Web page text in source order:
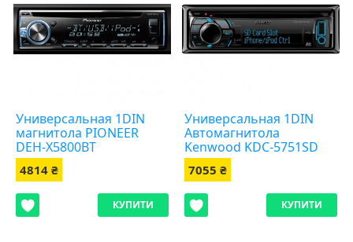
Универсальная 1DIN
магнитола PIONEER
DEH-X5800BT
4814 ₴
КУПИТИ
Универсальная 1DIN
Автомагнитола
Kenwood KDC-5751SD
7055 ₴
КУПИТИ